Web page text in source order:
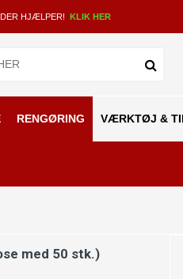
HJÆLPER! KLIK HER
RENGØRING VÆRKTØJ &
med 50 stk.)